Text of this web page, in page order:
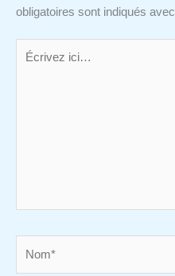
obligatoires sont indiqués avec
Écrivez